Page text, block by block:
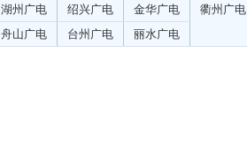
湖州广电
绍兴广电 金华广电
衢州广电
舟山广电
台州广电 丽水广电